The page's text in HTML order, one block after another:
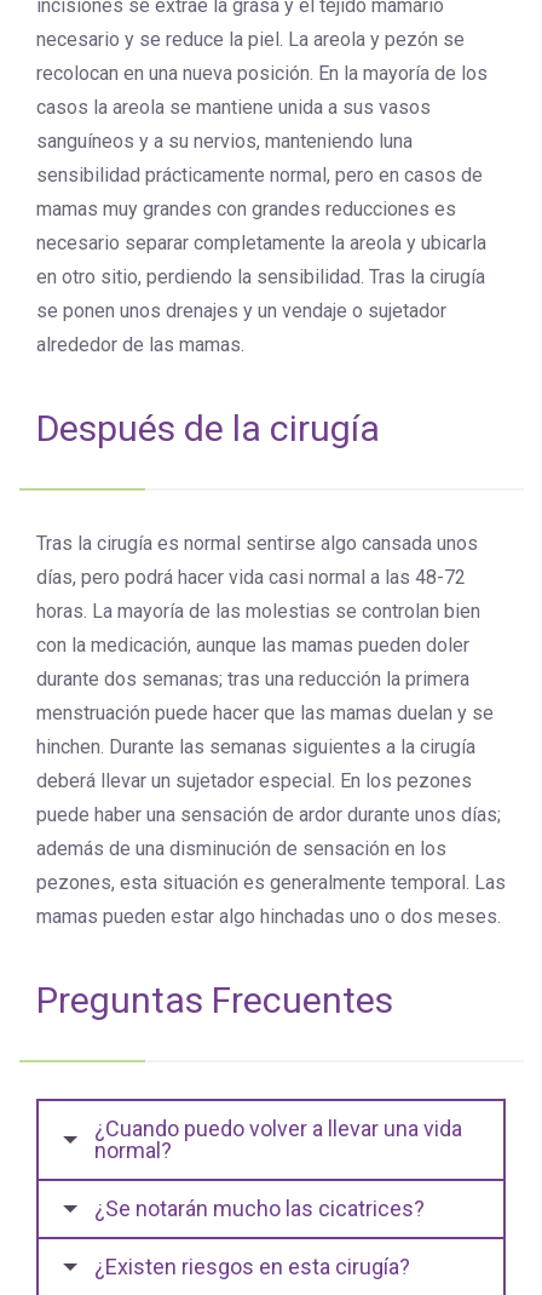
incisiones se extrae la grasa y el tejido mamario
necesario y se reduce la piel. La areola y pezón se
recolocan en una nueva posición. En la mayoría de los
casos la areola se mantiene unida a sus vasos
sanguíneos y a su nervios, manteniendo luna
sensibilidad prácticamente normal, pero en casos de
mamas muy grandes con grandes reducciones es
necesario separar completamente la areola y ubicarla
en otro sitio, perdiendo la sensibilidad. Tras la cirugía
se ponen unos drenajes y un vendaje o sujetador
alrededor de las mamas.
Después de la cirugía
Tras la cirugía es normal sentirse algo cansada unos
días, pero podrá hacer vida casi normal a las 48-72
horas. La mayoría de las molestias se controlan bien
con la medicación, aunque las mamas pueden doler
durante dos semanas; tras una reducción la primera
menstruación puede hacer que las mamas duelan y se
hinchen. Durante las semanas siguientes a la cirugía
deberá llevar un sujetador especial. En los pezones
puede haber una sensación de ardor durante unos días;
además de una disminución de sensación en los
pezones, esta situación es generalmente temporal. Las
mamas pueden estar algo hinchadas uno o dos meses.
Preguntas Frecuentes
¿Cuando puedo volver a llevar una vida
normal?
¿Se notarán mucho las cicatrices?
¿Existen riesgos en esta cirugía?